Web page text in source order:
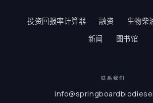
投资回报率计算器 融资 生物柴
新闻
图书馆
联系我们